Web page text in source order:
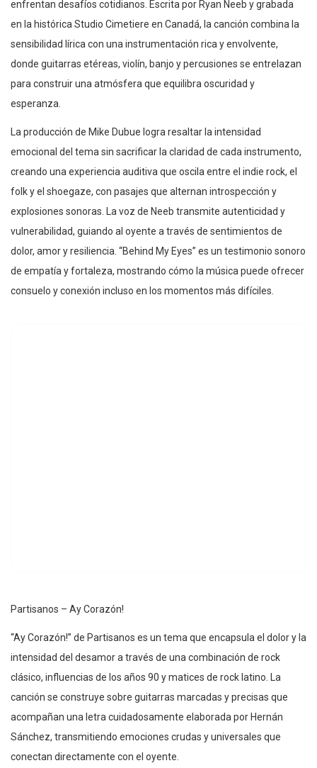
enfrentan desafíos cotidianos. Escrita por Ryan Neeb y grabada
en la histórica Studio Cimetiere en Canadá, la canción combina la
sensibilidad lírica con una instrumentación rica y envolvente,
donde guitarras etéreas, violín, banjo y percusiones se entrelazan
para construir una atmósfera que equilibra oscuridad y
esperanza.
La producción de Mike Dubue logra resaltar la intensidad
emocional del tema sin sacrificar la claridad de cada instrumento,
creando una experiencia auditiva que oscila entre el indie rock, el
folk y el shoegaze, con pasajes que alternan introspección y
explosiones sonoras. La voz de Neeb transmite autenticidad y
vulnerabilidad, guiando al oyente a través de sentimientos de
dolor, amor y resiliencia. “Behind My Eyes” es un testimonio sonoro
de empatía y fortaleza, mostrando cómo la música puede ofrecer
consuelo y conexión incluso en los momentos más difíciles.
Partisanos – Ay Corazón!
“Ay Corazón!” de Partisanos es un tema que encapsula el dolor y la
intensidad del desamor a través de una combinación de rock
clásico, influencias de los años 90 y matices de rock latino. La
canción se construye sobre guitarras marcadas y precisas que
acompañan una letra cuidadosamente elaborada por Hernán
Sánchez, transmitiendo emociones crudas y universales que
conectan directamente con el oyente.